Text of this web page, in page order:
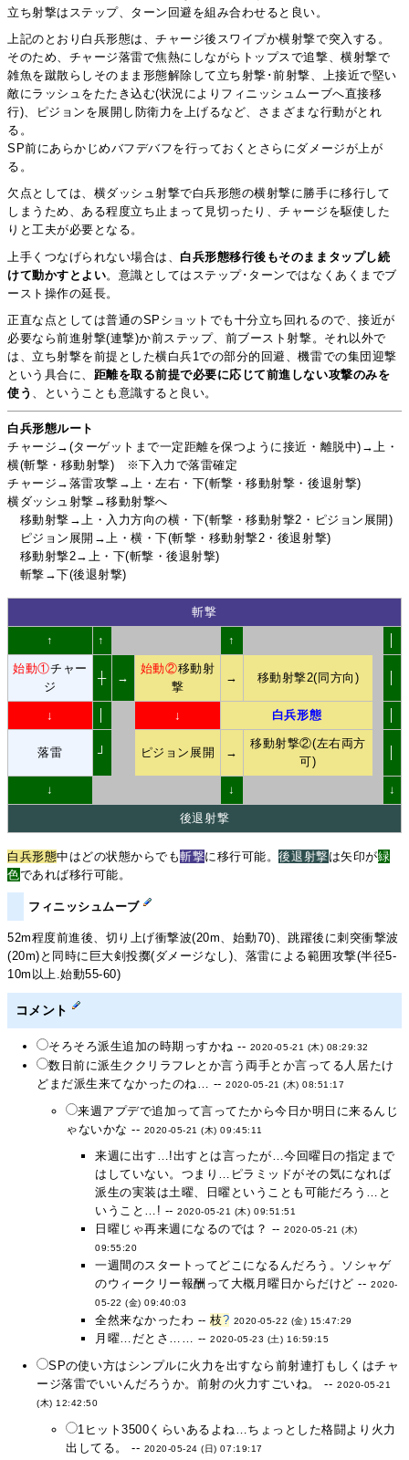
立ち射撃はステップ、ターン回避を組み合わせると良い。
上記のとおり白兵形態は、チャージ後スワイプか横射撃で突入する。
そのため、チャージ落雷で焦熱にしながらトップスで追撃、横射撃で
雑魚を蹴散らしそのまま形態解除して立ち射撃･前射撃、上接近で堅い
敵にラッシュをたたき込む(状況によりフィニッシュムーブへ直接移
行)、ピジョンを展開し防衛力を上げるなど、さまざまな行動がとれ
る。
SP前にあらかじめバフデバフを行っておくとさらにダメージが上が
る。
欠点としては、横ダッシュ射撃で白兵形態の横射撃に勝手に移行して
しまうため、ある程度立ち止まって見切ったり、チャージを駆使した
りと工夫が必要となる。
上手くつなげられない場合は、 白兵形態移行後もそのままタップし続
けて動かすとよい。意識としてはステップ･ターンではなくあくまでブ
ースト操作の延長。
正直な点としては普通のSPショットでも十分立ち回れるので、接近が
必要なら前進射撃(連撃)か前ステップ、前ブースト射撃。それ以外で
は、立ち射撃を前提とした横白兵1での部分的回避、機雷での集団迎撃
という具合に、 距離を取る前提で必要に応じて前進しない攻撃のみを
使う
、ということも意識すると良い。
白兵形態ルート
チャージ→(ターゲットまで一定距離を保つように接近・離脱中)→上・
横(斬撃・移動射撃) ※下入力で落雷確定
チャージ→落雷攻撃→上・左右・下(斬撃・移動射撃・後退射撃)
横ダッシュ射撃→移動射撃へ
移動射撃→上・入力方向の横・下(斬撃・移動射撃2・ピジョン展開)
ピジョン展開→上・横・下(斬撃・移動射撃2・後退射撃)
移動射撃2→上・下(斬撃・後退射撃)
斬撃→下(後退射撃)
斬撃
↑ ↑ ↑
始動①チャー
ジ
┼ →
始動②移動射
撃
→ 移動射撃2(同方向)
↓ ↓ 白兵形態
落雷 ┘ ピジョン展開 →
移動射撃②(左右両方
可)
↓ ↓ ↓
後退射撃
白兵形態中はどの状態からでも斬撃に移行可能。後退射撃は矢印が緑
色であれば移行可能。
フィニッシュムーブ
52m程度前進後、切り上げ衝撃波(20m、始動70)、跳躍後に刺突衝撃波
(20m)と同時に巨大剣投擲(ダメージなし)、落雷による範囲攻撃(半径5-
10m以上.始動55-60)
コメント
そろそろ派生追加の時期っすかね -- 2020-05-21 (木) 08:29:32
数日前に派生ククリラフレとか言う両手とか言ってる人居たけ
どまだ派生来てなかったのね… --2020-05-21 (木) 08:51:17
来週アプデで追加って言ってたから今日か明日に来るんじ
ゃないかな -- 2020-05-21 (木) 09:45:11
来週に出す…!出すとは言ったが…今回曜日の指定まで
はしていない。つまり…ピラミッドがその気になれば
派生の実装は土曜、日曜ということも可能だろう…と
いうこと…! --2020-05-21 (木) 09:51:51
日曜じゃ再来週になるのでは？ --2020-05-21 (木)
09:55:20
一週間のスタートってどこになるんだろう。ソシャゲ
のウィークリー報酬って大概月曜日からだけど -- 2020-
05-22 (金) 09:40:03
全然来なかったわ --枝? 2020-05-22 (金) 15:47:29
月曜…だとさ…… --2020-05-23 (土) 16:59:15
SPの使い方はシンプルに火力を出すなら前射連打もしくはチャ
ージ落雷でいいんだろうか。前射の火力すごいね。 --2020-05-21
(木) 12:42:50
1ヒット3500くらいあるよね…ちょっとした格闘より火力
出してる。 -- 2020-05-24 (日) 07:19:17